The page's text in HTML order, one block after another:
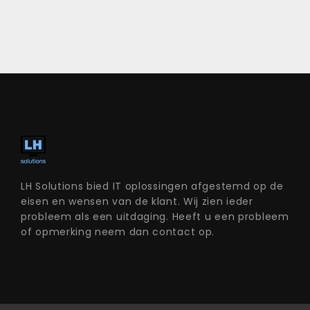
LH Solutions bied IT oplossingen afgestemd op de
eisen en wensen van de klant. Wij zien ieder
probleem als een uitdaging. Heeft u een probleem
of opmerking neem dan contact op.